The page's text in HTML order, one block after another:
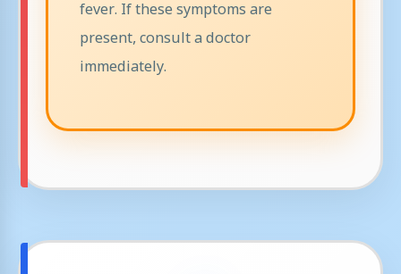
fever. If these symptoms are
present, consult a doctor
immediately.